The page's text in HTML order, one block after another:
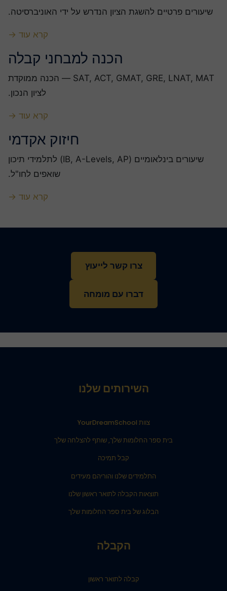
שיעורים פרטיים להשגת הציון הנדרש על ידי האוניברסיטה.
קרא עוד →
הכנה למבחני קבלה
SAT, ACT, GMAT, GRE, LNAT, MAT — הכנה ממוקדת
לציון הנכון.
קרא עוד →
חיזוק אקדמי
שיעורים בינלאומיים (IB, A-Levels, AP) לתלמידי תיכון
שואפים לחו"ל.
קרא עוד →
צרו קשר לייעוץ
דברו עם מומחה
השירותים שלנו
צוות YourDreamSchool
בית ספר החלומות שלך, שותף להצלחה שלך
קבל תמיכה
התלמידים שלנו והוריהם מעידים
תוצאות הקבלה לתואר ראשון שלנו
הבלוג של בית ספר החלומות שלך
הקבלה
קבלה לתואר ראשון